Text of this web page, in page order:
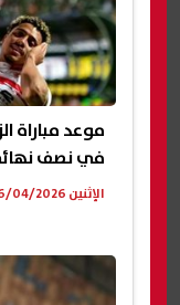
موعد مباراة
في نصف
الإثنين 06/04/2026 09:03 ص